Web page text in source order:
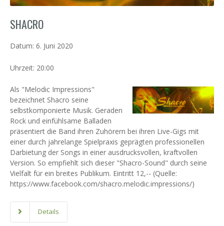
SHACRO
Datum: 6. Juni 2020
Uhrzeit: 20:00
Als "Melodic Impressions"
bezeichnet Shacro seine
selbstkomponierte Musik. Geraden
Rock und einfühlsame Balladen
präsentiert die Band ihren Zuhörern bei ihren Live-Gigs mit
einer durch jahrelange Spielpraxis geprägten professionellen
Darbietung der Songs in einer ausdrucksvollen, kraftvollen
Version. So empfiehlt sich dieser "Shacro-Sound" durch seine
Vielfalt für ein breites Publikum. Eintritt 12,-- (Quelle:
https://www.facebook.com/shacro.melodic.impressions/)
Details